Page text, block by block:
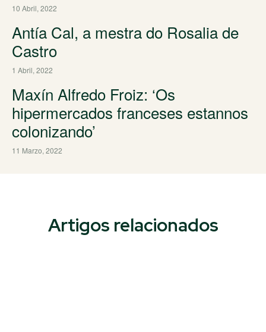
10 Abril, 2022
Antía Cal, a mestra do Rosalia de
Castro
1 Abril, 2022
Maxín Alfredo Froiz: ‘Os
hipermercados franceses estannos
colonizando’
11 Marzo, 2022
Artigos relacionados